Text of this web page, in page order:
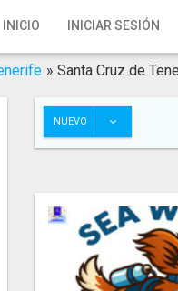
INICIO INICIAR SESIÓN
» Santa Cruz de
NUEVO